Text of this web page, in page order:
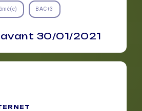
BAC+3
30/01/2021